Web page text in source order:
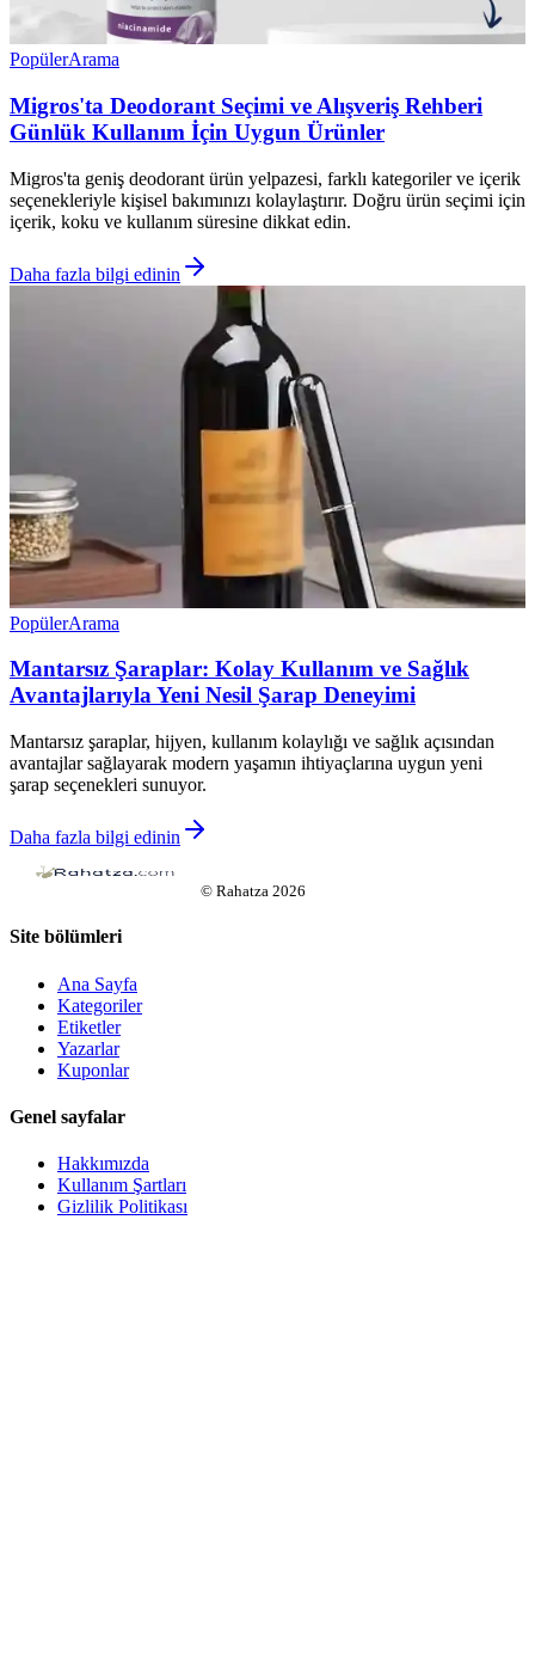
PopülerArama
Migros'ta Deodorant Seçimi ve Alışveriş Rehberi
Günlük Kullanım İçin Uygun Ürünler
Migros'ta geniş deodorant ürün yelpazesi, farklı kategoriler ve içerik
seçenekleriyle kişisel bakımınızı kolaylaştırır. Doğru ürün seçimi için
içerik, koku ve kullanım süresine dikkat edin.
Daha fazla bilgi edinin
PopülerArama
Mantarsız Şaraplar: Kolay Kullanım ve Sağlık
Avantajlarıyla Yeni Nesil Şarap Deneyimi
Mantarsız şaraplar, hijyen, kullanım kolaylığı ve sağlık açısından
avantajlar sağlayarak modern yaşamın ihtiyaçlarına uygun yeni
şarap seçenekleri sunuyor.
Daha fazla bilgi edinin
© Rahatza 2026
Site bölümleri
Ana Sayfa
Kategoriler
Etiketler
Yazarlar
Kuponlar
Genel sayfalar
Hakkımızda
Kullanım Şartları
Gizlilik Politikası